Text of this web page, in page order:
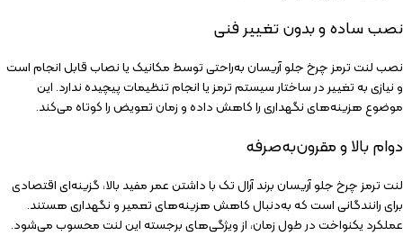
نصب ساده و بدون تغییر فنی
نصب لنت ترمز چرخ جلو آریسان به‌راحتی توسط مکانیک یا نصاب قابل انجام است
و نیازی به تغییر در ساختار سیستم ترمز یا انجام تنظیمات پیچیده ندارد. این
موضوع هزینه‌های نگهداری را کاهش داده و زمان تعویض را کوتاه می‌کند.
دوام بالا و مقرون‌به‌صرفه
لنت ترمز چرخ جلو آریسان برند آرال تک با داشتن عمر مفید بالا، گزینه‌ای اقتصادی
برای رانندگانی است که به‌دنبال کاهش هزینه‌های تعمیر و نگهداری هستند.
عملکرد یکنواخت در طول زمان، از ویژگی‌های برجسته این لنت محسوب می‌شود.